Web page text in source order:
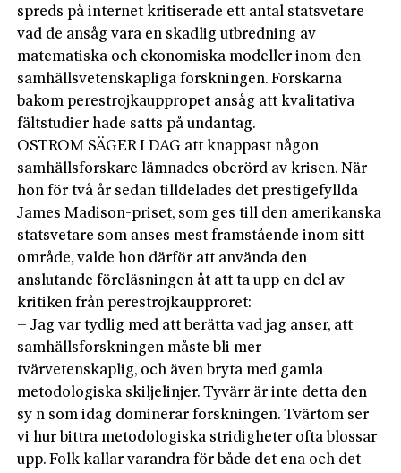
spreds på internet kritiserade ett antal statsvetare
vad de ansåg vara en skadlig utbredning av
matematiska och ekonomiska modeller inom den
samhällsvetenskapliga forskningen. Forskarna
bakom perestrojkauppropet ansåg att kvalitativa
fältstudier hade satts på undantag.
OSTROM SÄGER I DAG att knappast någon
samhällsforskare lämnades oberörd av krisen. När
hon för två år sedan tilldelades det prestigefyllda
James Madison-priset, som ges till den amerikanska
statsvetare som anses mest framstående inom sitt
område, valde hon därför att använda den
anslutande föreläsningen åt att ta upp en del av
kritiken från perestrojkaupproret:
– Jag var tydlig med att berätta vad jag anser, att
samhällsforskningen måste bli mer
tvärvetenskaplig, och även bryta med gamla
metodologiska skiljelinjer. Tyvärr är inte detta den
sy n som idag dominerar forskningen. Tvärtom ser
vi hur bittra metodologiska stridigheter ofta blossar
upp. Folk kallar varandra för både det ena och det